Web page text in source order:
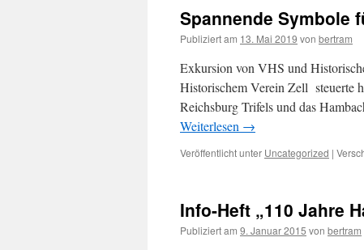
Spannende Symbole
Publiziert am 13. Mai 2019 von bertram
Exkursion von VHS und
Historischem Verein Zell steuerte
Reichsburg Trifels und das
Weiterlesen →
Veröffentlicht unter Uncategorized |
Info-Heft „110 Jahre
Publiziert am 9. Januar 2015 von bertram